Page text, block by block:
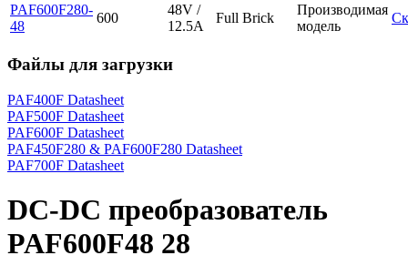
PAF600F280-
48
600
48V /
12.5A
Full Brick
Производимая
модель
Файлы для загрузки
PAF400F Datasheet
PAF500F Datasheet
PAF600F Datasheet
PAF450F280 & PAF600F280 Datasheet
PAF700F Datasheet
DC-DC преобразователь
PAF600F48 28